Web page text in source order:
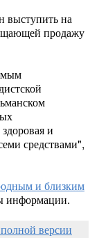
выступить на
продажу
и
средствами",
и близким
информации.
версии